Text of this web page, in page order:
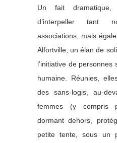
Un fait
d’interpeller tant
associations, mais
Alfortville, un élan de
l’initiative de
humaine. Réunies,
des sans-logis, au-
femmes (y compris
dormant dehors,
petite tente, sous un